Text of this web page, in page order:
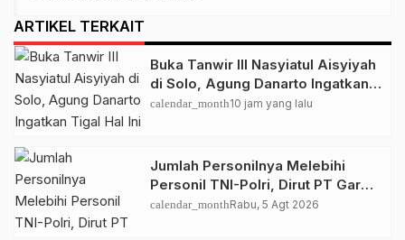
ARTIKEL TERKAIT
Buka Tanwir III Nasyiatul Aisyiyah
di Solo, Agung Danarto Ingatkan
Tigal Hal Ini Untuk Para Kader NA
calendar_month10 jam yang lalu
Jumlah Personilnya Melebihi
Personil TNI-Polri, Dirut PT Garda
Total Security Klaten Tegaskan
calendar_monthRabu, 5 Agt 2026